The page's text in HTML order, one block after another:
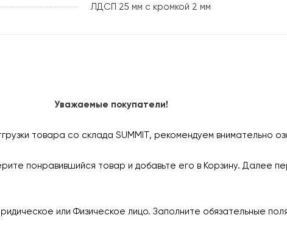
ЛДСП 25 мм с кромкой 2 мм
Уважаемые покупатели!
товара со склада SUMMIT, рекомендуем внимательно
понравившийся товар и добавьте его в Корзину. Далее
или Физическое лицо. Заполните обязательные